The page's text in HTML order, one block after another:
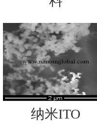
纳米ITO